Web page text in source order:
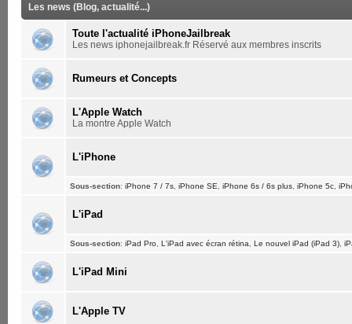
Les news (Blog, actualité...)
Toute l'actualité iPhoneJailbreak
Les news iphonejailbreak.fr Réservé aux membres inscrits
Rumeurs et Concepts
L'Apple Watch
La montre Apple Watch
L'iPhone
Sous-section: iPhone 7 / 7s iPhone SE iPhone 6s / 6s plus iPhone 5c
L'iPad
Sous-section: iPad Pro L'iPad avec écran rétina Le nouvel iPad (iPad 3)
L'iPad Mini
L'Apple TV